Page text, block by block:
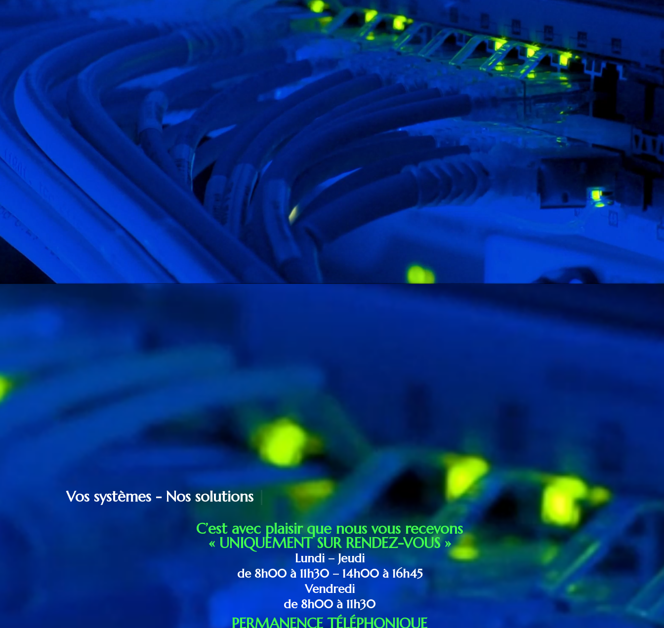
Vos systèmes - Nos solutions
C’est avec plaisir que nous vous recevons
« UNIQUEMENT SUR RENDEZ-VOUS »
Lundi – Jeudi
de 8h00 à 11h30 – 14h00 à 16h45
Vendredi
de 8h00 à 11h30
PERMANENCE TÉLÉPHONIQUE